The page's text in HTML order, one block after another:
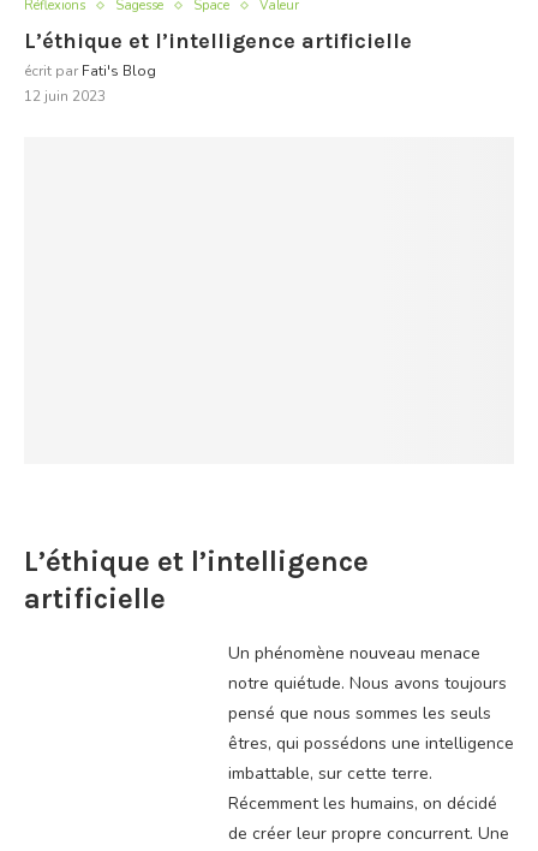
Réflexions
Sagesse Space Valeur
L’éthique et l’intelligence artificielle
écrit par Fati's Blog
12 juin 2023
L’éthique et l’intelligence
artificielle
Un phénomène nouveau menace
notre quiétude. Nous avons toujours
pensé que nous sommes les seuls
êtres, qui possédons une intelligence
imbattable, sur cette terre.
Récemment les humains, on décidé
de créer leur propre concurrent. Une